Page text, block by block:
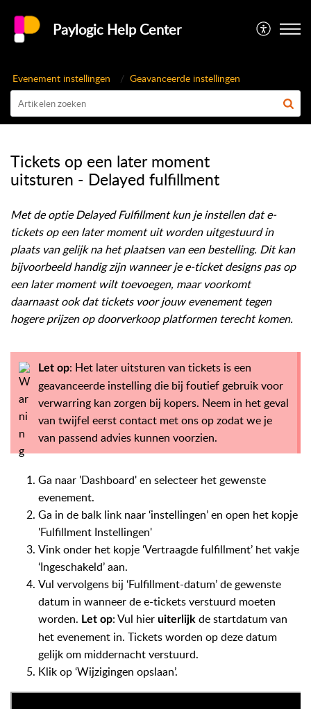
Paylogic Help Center
Evenement instellingen Geavanceerde instellingen
Tickets op een later moment
uitsturen - Delayed fulfillment
Met de optie Delayed Fulfillment kun je instellen dat e-
tickets op een later moment uit worden uitgestuurd in
plaats van gelijk na het plaatsen van een bestelling. Dit kan
bijvoorbeeld handig zijn wanneer je e-ticket designs pas op
een later moment wilt toevoegen, maar voorkomt
daarnaast ook dat tickets voor jouw evenement tegen
hogere prijzen op doorverkoop platformen terecht komen.
Let op: Het later uitsturen van tickets is een
geavanceerde instelling die bij foutief gebruik voor
verwarring kan zorgen bij kopers. Neem in het geval
van twijfel eerst contact met ons op zodat we je
van passend advies kunnen voorzien.
Ga naar 'Dashboard' en selecteer het gewenste
evenement.
Ga in de balk link naar ‘instellingen’ en open het kopje
'Fulfillment Instellingen'
Vink onder het kopje ‘Vertraagde fulfillment’ het vakje
‘Ingeschakeld’ aan.
Vul vervolgens bij ‘Fulfillment-datum’ de gewenste
datum in wanneer de e-tickets verstuurd moeten
worden. Let op: Vul hier uiterlijk de startdatum van
het evenement in. Tickets worden op deze datum
gelijk om middernacht verstuurd.
Klik op ‘Wijzigingen opslaan’.